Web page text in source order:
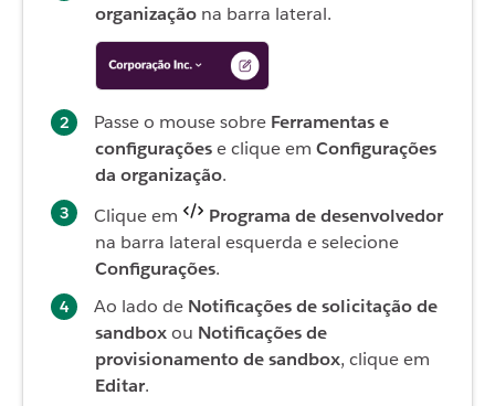
organização na barra lateral.
Passe o mouse sobre Ferramentas e
configuraçõese clique em Configurações
da organização.
Clique em
Programa de desenvolvedor
na barra lateral esquerda e selecione
Configurações.
Ao lado de Notificações de solicitação de
sandboxou Notificações de
provisionamento de sandbox, clique em
Editar.